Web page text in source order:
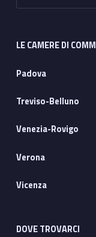
LE CAMERE DI
Padova
Treviso-Belluno
Venezia-Rovigo
Verona
Vicenza
DOVE TROVARCI